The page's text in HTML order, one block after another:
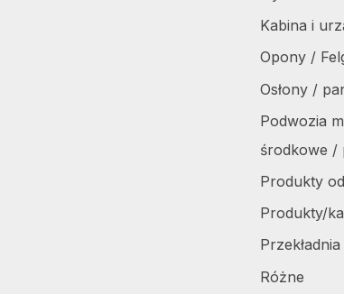
Kabina i
Opony /
Osłony /
Podwozia
środkowe /
Produkty
Produkty/
Przekładnia
Różne